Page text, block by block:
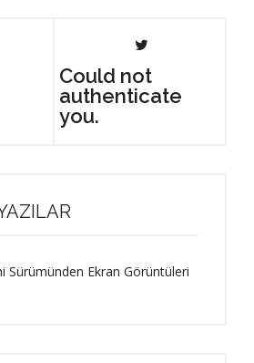
Could not
authenticate
you.
Sürümünden Ekran Görüntüleri